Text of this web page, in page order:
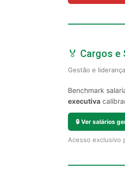
🏅 Cargos e
Gestão e
Benchmark
executiva
🔒 Ver salários
Acesso exclusivo